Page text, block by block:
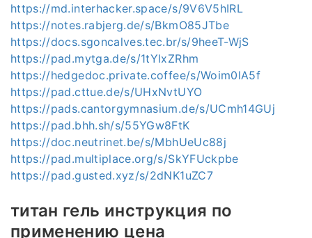
https://md.interhacker.space/s/9V6V5hIRL
https://notes.rabjerg.de/s/BkmO85JTbe
https://docs.sgoncalves.tec.br/s/9heeT-WjS
https://pad.mytga.de/s/1tYlxZRhm
https://hedgedoc.private.coffee/s/Woim0lA5f
https://pad.cttue.de/s/UHxNvtUYO
https://pads.cantorgymnasium.de/s/UCmh14GUj
https://pad.bhh.sh/s/55YGw8FtK
https://doc.neutrinet.be/s/MbhUeUc88j
https://pad.multiplace.org/s/SkYFUckpbe
https://pad.gusted.xyz/s/2dNK1uZC7
титан гель инструкция по
применению цена